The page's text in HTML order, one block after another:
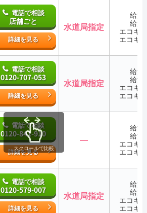
電話で相談
店舗ごと
詳細を見る
水道局指定
給湯
給湯
エコキ
エコキ
電話で相談
0120-707-053
詳細を見る
水道局指定
給湯
給湯
エコキ
エコキ
電話で相談
0120-841-910
詳細を見る
―
給湯
給湯
エコキ
エコキ
電話で相談
0120-579-007
詳細を見る
水道局指定
給湯
給湯
エコキ
エコキ
スクロールで比較